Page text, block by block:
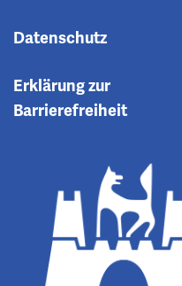
Datenschutz
Erklärung zur
Barrierefreiheit